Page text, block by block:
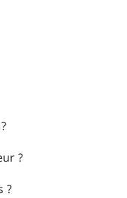
?
?